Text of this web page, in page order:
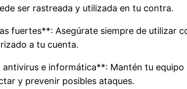
ser rastreada y utilizada en tu contra.
fuertes**: Asegúrate siempre de utilizar
a tu cuenta.
e informática**: Mantén tu
y prevenir posibles ataques.